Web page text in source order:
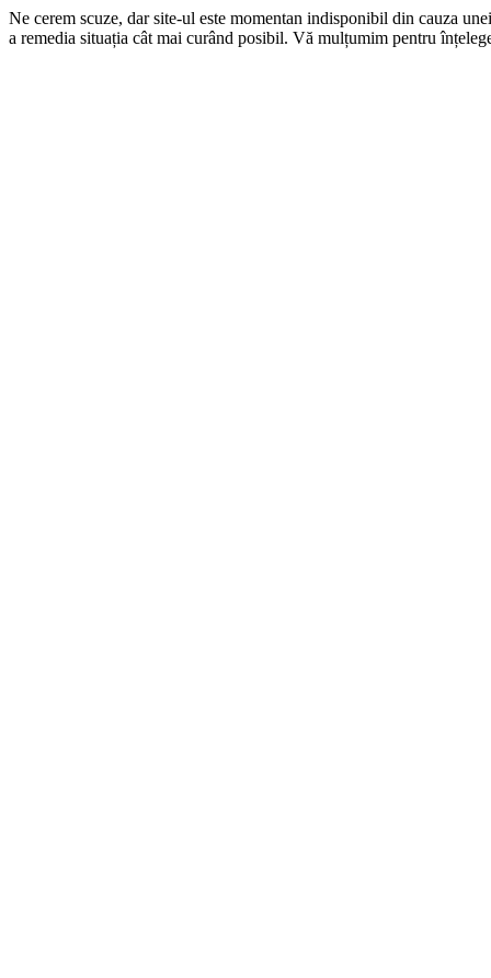
Ne cerem scuze, dar site-ul este momentan indisponibil din cauza
a remedia situația cât mai curând posibil. Vă mulțumim pentru